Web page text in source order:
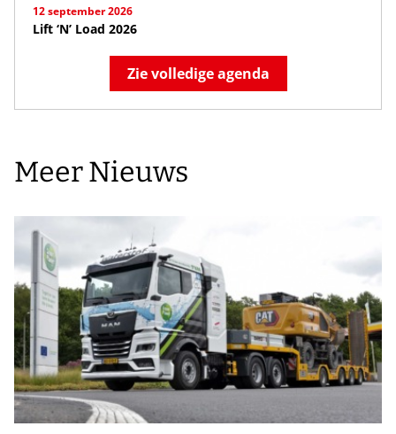
12 september 2026
Lift ‘N’ Load 2026
Zie volledige agenda
Meer Nieuws